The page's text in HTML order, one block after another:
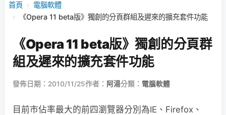
首頁 › 電腦軟體
›
《Opera 11 beta版》獨創的分頁群組及遲來的擴充套件功能
《Opera 11 beta版》獨創的分頁群
組及遲來的擴充套件功能
發佈日期：2010/11/25作者： 阿湯分類： 電腦軟體
目前市佔率最大的前四瀏覽器分別為IE、Firefox、